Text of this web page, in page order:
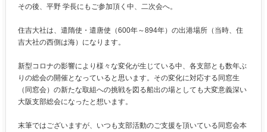
その後、平野 学長にもご参加頂く中、二次会へ。
住吉大社は、遣隋使・遣唐使（600年～894年）の出港場所（当時、住
吉大社の西側は海）になります。
新型コロナの影響により様々な変化が生じている中、各支部とも数年ぶ
りの総会の開催となっていると思います。その変化に対応する同窓生
（同窓会）の新たな取組への挑戦を図る船出の場としても大変意義深い
大阪支部総会になったと想います。
末筆ではございますが、いつも支部活動のご支援を頂いている同窓会本